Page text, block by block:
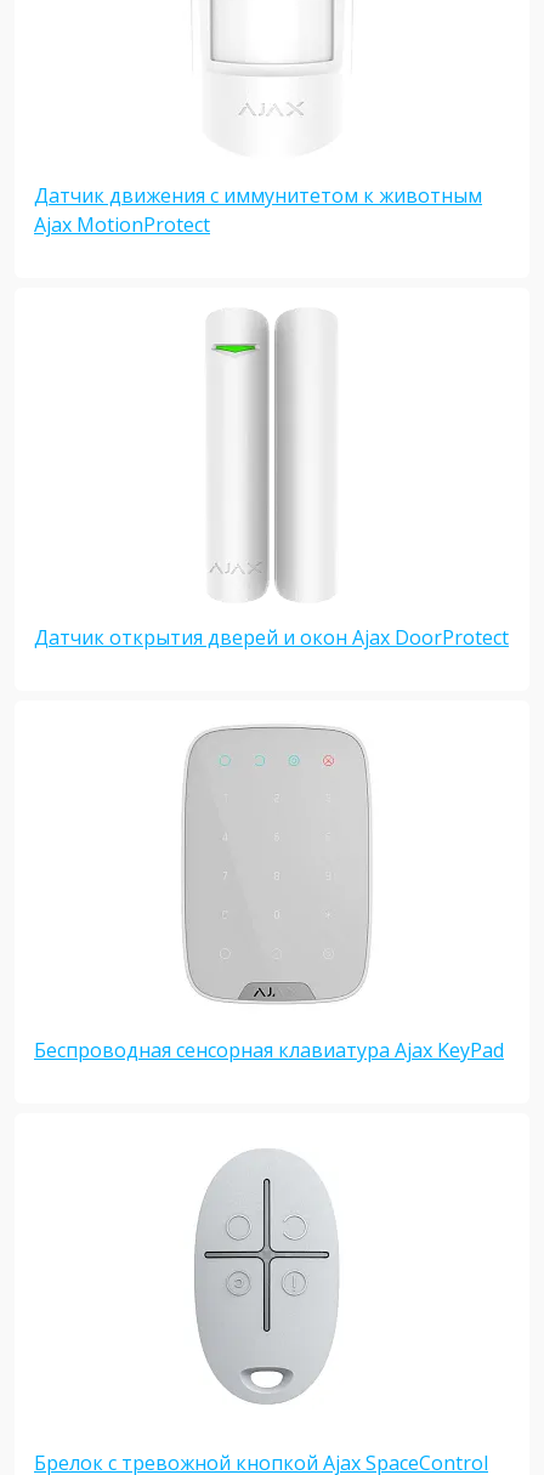
Датчик движения с иммунитетом к животным
Ajax MotionProtect
Датчик открытия дверей и окон Ajax DoorProtect
Беспроводная сенсорная клавиатура Ajax KeyPad
Брелок с тревожной кнопкой Ajax SpaceControl